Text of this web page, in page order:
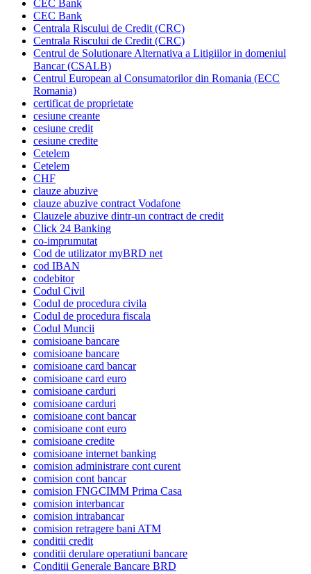
CEC Bank
CEC Bank
Centrala Riscului de Credit (CRC)
Centrala Riscului de Credit (CRC)
Centrul de Solutionare Alternativa a Litigiilor in domeniul
Bancar (CSALB)
Centrul European al Consumatorilor din Romania (ECC
Romania)
certificat de proprietate
cesiune creante
cesiune credit
cesiune credite
Cetelem
Cetelem
CHF
clauze abuzive
clauze abuzive contract Vodafone
Clauzele abuzive dintr-un contract de credit
Click 24 Banking
co-imprumutat
Cod de utilizator myBRD net
cod IBAN
codebitor
Codul Civil
Codul de procedura civila
Codul de procedura fiscala
Codul Muncii
comisioane bancare
comisioane bancare
comisioane card bancar
comisioane card euro
comisioane carduri
comisioane carduri
comisioane cont bancar
comisioane cont euro
comisioane credite
comisioane internet banking
comision administrare cont curent
comision cont bancar
comision FNGCIMM Prima Casa
comision interbancar
comision intrabancar
comision retragere bani ATM
conditii credit
conditii derulare operatiuni bancare
Conditii Generale Bancare BRD